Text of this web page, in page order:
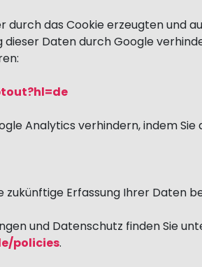
durch das Cookie erzeugten und
Daten durch Google
Analytics verhindern, indem Sie
Erfassung Ihrer Daten
und Datenschutz finden Sie
policies.